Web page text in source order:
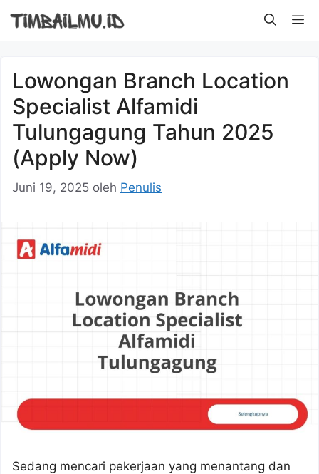
Lowongan Branch Location
Specialist Alfamidi
Tulungagung Tahun 2025
(Apply Now)
Juni 19, 2025 oleh Penulis
Sedang mencari pekerjaan yang menantang dan